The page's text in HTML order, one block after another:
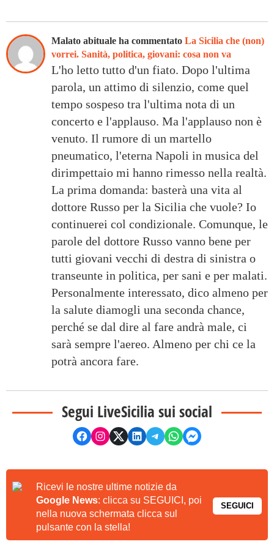
Malato abituale ha commentato La Sicilia che (non)
vorrei. Sanità, politica, giovani: cosa non va
L'ho letto tutto d'un fiato. Dopo l'ultima
parola, un attimo di silenzio, come quel
tempo sospeso tra l'ultima nota di un
concerto e l'applauso. Ma l'applauso non è
venuto. Il rumore di un martello
pneumatico, l'eterna Napoli in musica del
dirimpettaio mi hanno rimesso nella realtà.
La prima domanda: basterà una vita al
dottore Russo per la Sicilia che vuole? Io
continuerei col condizionale. Comunque, le
parole del dottore Russo vanno bene per
tutti giovani vecchi di destra di sinistra o
transeunte in politica, per sani e per malati.
Personalmente interessato, dico almeno per
la salute diamogli una seconda chance,
perché se dal dire al fare andrà male, ci
sarà sempre l'aereo. Almeno per chi ce la
potrà ancora fare.
Segui LiveSicilia sui social
Ricevi le nostre ultime notizie da
Google News: clicca su SEGUICI, poi
nella nuova schermata clicca sul
pulsante con la stella!
SEGUICI